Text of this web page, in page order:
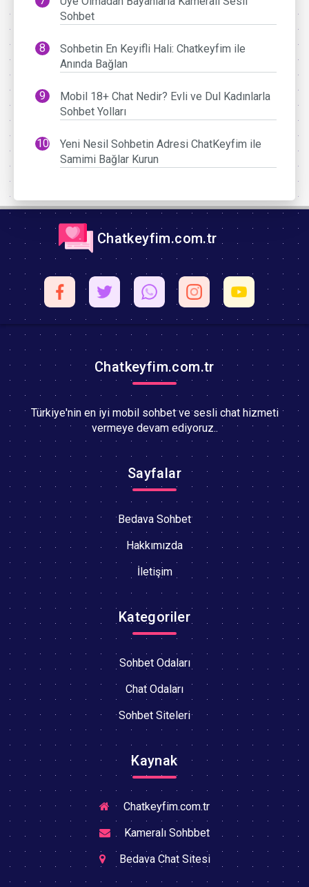
Sohbet
Sohbetin En Keyifli Hali: Chatkeyfim ile
Anında Bağlan
Mobil 18+ Chat Nedir? Evli ve Dul Kadınlarla
Sohbet Yolları
Yeni Nesil Sohbetin Adresi ChatKeyfim ile
Samimi Bağlar Kurun
Chatkeyfim.com.tr
Chatkeyfim.com.tr
Türkiye'nin en iyi mobil sohbet ve sesli chat hizmeti
vermeye devam ediyoruz..
Sayfalar
Bedava Sohbet
Hakkımızda
İletişim
Kategoriler
Sohbet Odaları
Chat Odaları
Sohbet Siteleri
Kaynak
Chatkeyfim.com.tr
Kameralı Sohbbet
Bedava Chat Sitesi